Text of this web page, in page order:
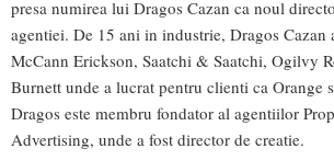
presa numirea lui Dragos Cazan ca noul
agentiei. De 15 ani in industrie, Dragos
McCann Erickson, Saatchi & Saatchi, Ogilvy
Burnett unde a lucrat pentru clienti ca Orange
Dragos este membru fondator al agentiilor
Advertising, unde a fost director de creatie.